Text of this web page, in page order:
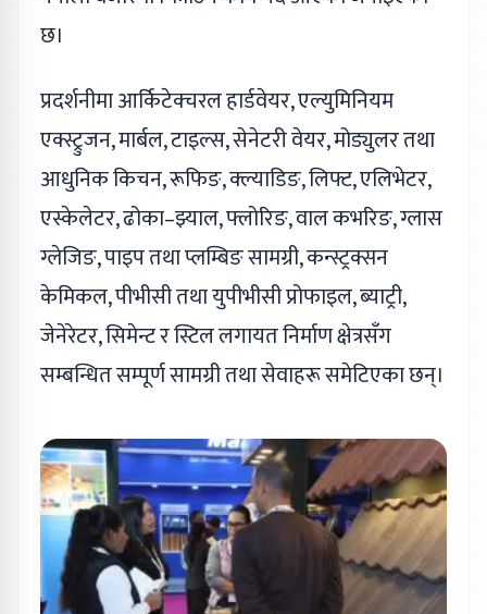
छ।
प्रदर्शनीमा आर्किटेक्चरल हार्डवेयर, एल्युमिनियम
एक्स्ट्रुजन, मार्बल, टाइल्स, सेनेटरी वेयर, मोड्युलर तथा
आधुनिक किचन, रूफिङ, क्ल्याडिङ, लिफ्ट, एलिभेटर,
एस्केलेटर, ढोका–झ्याल, फ्लोरिङ, वाल कभरिङ, ग्लास
ग्लेजिङ, पाइप तथा प्लम्बिङ सामग्री, कन्स्ट्रक्सन
केमिकल, पीभीसी तथा युपीभीसी प्रोफाइल, ब्याट्री,
जेनेरेटर, सिमेन्ट र स्टिल लगायत निर्माण क्षेत्रसँग
सम्बन्धित सम्पूर्ण सामग्री तथा सेवाहरू समेटिएका छन्।